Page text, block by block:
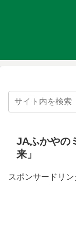
JAふかやの
来」
スポンサードリン